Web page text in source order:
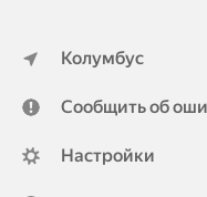
Колумбус
Сообщить об
Настройки